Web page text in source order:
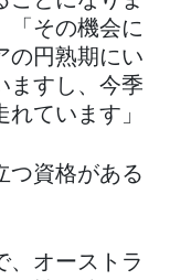
「その機会に
の円熟期にい
ますし、今季
ています」
つ資格がある
、オーストラ